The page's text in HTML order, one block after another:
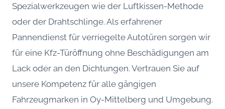
Spezialwerkzeugen wie der Luftkissen-Methode
oder der Drahtschlinge. Als erfahrener
Pannendienst für verriegelte Autotüren sorgen wir
für eine Kfz-Türöffnung ohne Beschädigungen am
Lack oder an den Dichtungen. Vertrauen Sie auf
unsere Kompetenz für alle gängigen
Fahrzeugmarken in Oy-Mittelberg und Umgebung.